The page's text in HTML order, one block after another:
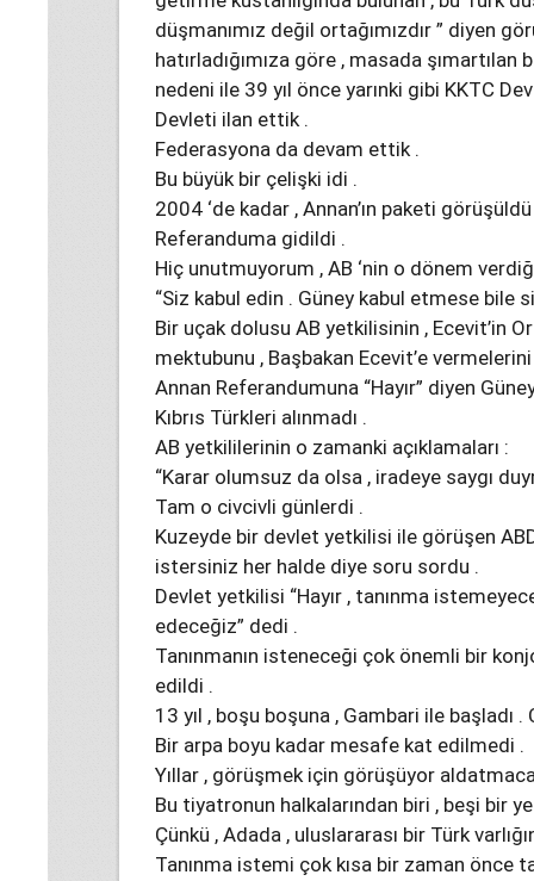
düşmanımız değil ortağımızdır ” diyen
hatırladığımıza göre , masada şımartılan
nedeni ile 39 yıl önce yarınki gibi KKTC
Devleti ilan ettik .
Federasyona da devam ettik .
Bu büyük bir çelişki idi .
2004 ‘de kadar , Annan’ın paketi
Referanduma gidildi .
Hiç unutmuyorum , AB ‘nin o dönem
“Siz kabul edin . Güney kabul etmese bile
Bir uçak dolusu AB yetkilisinin , Ecevit’in
mektubunu , Başbakan Ecevit’e
Annan Referandumuna “Hayır” diyen Güney
Kıbrıs Türkleri alınmadı .
AB yetkililerinin o zamanki açıklamaları :
“Karar olumsuz da olsa , iradeye saygı
Tam o civcivli günlerdi .
Kuzeyde bir devlet yetkilisi ile görüşen
istersiniz her halde diye soru sordu .
Devlet yetkilisi “Hayır , tanınma
edeceğiz” dedi .
Tanınmanın isteneceği çok önemli bir
edildi .
13 yıl , boşu boşuna , Gambari ile başladı
Bir arpa boyu kadar mesafe kat edilmedi .
Yıllar , görüşmek için görüşüyor
Bu tiyatronun halkalarından biri , beşi bir
Çünkü , Adada , uluslararası bir Türk
Tanınma istemi çok kısa bir zaman önce